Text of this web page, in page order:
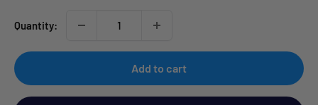
Quantity:
Add to cart